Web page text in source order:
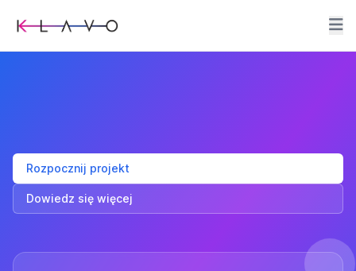
Rozpocznij projekt
Dowiedz się więcej